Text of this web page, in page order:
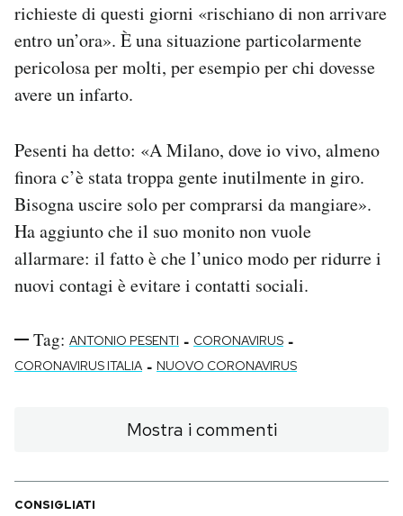
richieste di questi giorni «rischiano di non arrivare
entro un’ora». È una situazione particolarmente
pericolosa per molti, per esempio per chi dovesse
avere un infarto.
Pesenti ha detto: «A Milano, dove io vivo, almeno
finora c’è stata troppa gente inutilmente in giro.
Bisogna uscire solo per comprarsi da mangiare».
Ha aggiunto che il suo monito non vuole
allarmare: il fatto è che l’unico modo per ridurre i
nuovi contagi è evitare i contatti sociali.
Tag: ANTONIO PESENTI - CORONAVIRUS -
CORONAVIRUS ITALIA - NUOVO CORONAVIRUS
Mostra i commenti
CONSIGLIATI